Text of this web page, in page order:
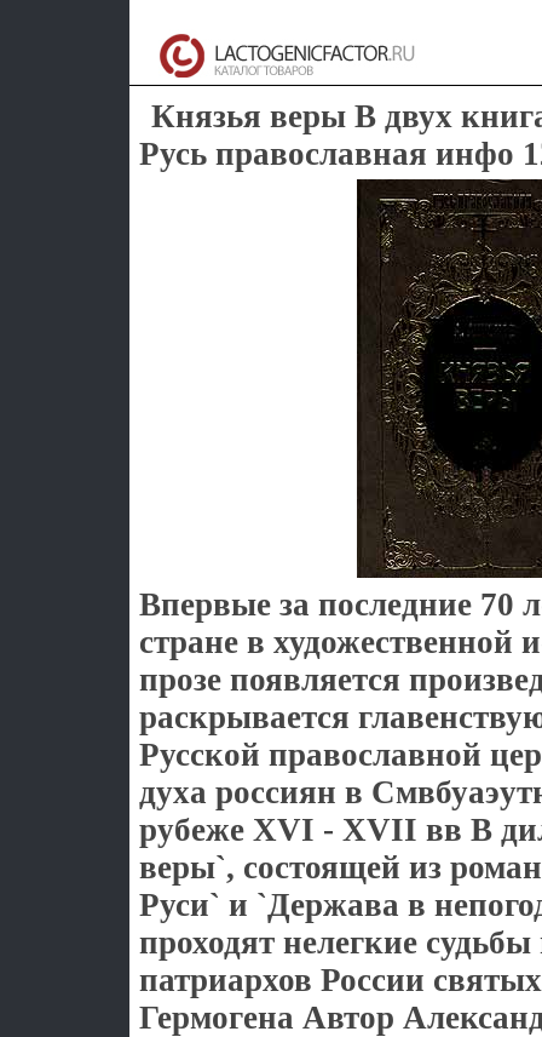
Князья веры В двух
Русь православная инфо
Впервые за последние 70
стране в художественной
прозе появляется
раскрывается
Русской православной
духа россиян в
рубеже XVI - XVII вв В
веры`, состоящей из
Руси` и `Держава в
проходят нелегкие
патриархов России
Гермогена Автор